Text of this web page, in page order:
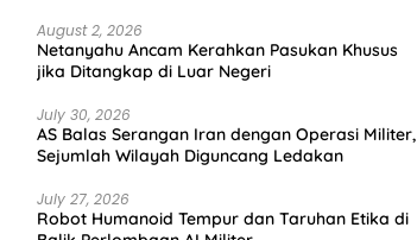
August 2, 2026
Netanyahu Ancam Kerahkan Pasukan Khusus
jika Ditangkap di Luar Negeri
July 30, 2026
AS Balas Serangan Iran dengan Operasi Militer,
Sejumlah Wilayah Diguncang Ledakan
July 27, 2026
Robot Humanoid Tempur dan Taruhan Etika di